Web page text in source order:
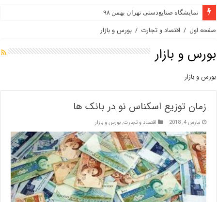
نمایشگاه صنایع‌دستی تهران بهمن ۹۸
صفحه اول / اقتصاد و تجارت / بورس و بازار
بورس و بازار
بورس و بازار
زمان توزیع اسکناس نو در بانک ها
مارس 4, 2018 اقتصاد و تجارت,بورس و بازار